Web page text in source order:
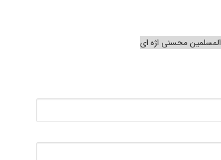
محسنی اژه ای